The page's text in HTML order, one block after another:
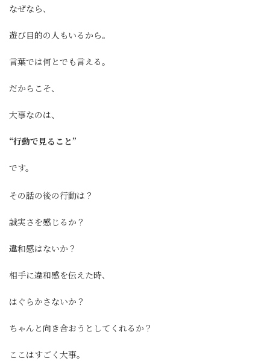
なぜなら、
遊び目的の人もいるから。
言葉では何とでも言える。
だからこそ、
大事なのは、
“行動で見ること”
です。
その話の後の行動は？
誠実さを感じるか？
違和感はないか？
相手に違和感を伝えた時、
はぐらかさないか？
ちゃんと向き合おうとしてくれるか？
ここはすごく大事。